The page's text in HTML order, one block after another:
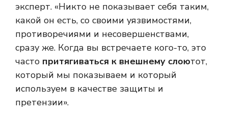
эксперт. «Никто не показывает себя таким,
какой он есть, со своими уязвимостями,
противоречиями и несовершенствами,
сразу же. Когда вы встречаете кого-то, это
часто притягиваться к внешнему слоютот,
который мы показываем и который
используем в качестве защиты и
претензии».